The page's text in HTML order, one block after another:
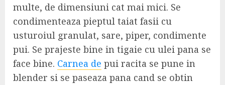
multe, de dimensiuni cat mai mici. Se
condimenteaza pieptul taiat fasii cu
usturoiul granulat, sare, piper, condimente
pui. Se prajeste bine in tigaie cu ulei pana se
face bine. Carnea de pui racita se pune in
blender si se paseaza pana cand se obtin